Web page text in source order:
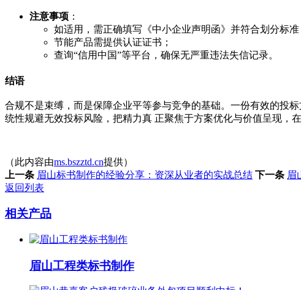
注意事项 ：
如适用，需正确填写《中小企业声明函》并符合划分标准
节能产品需提供认证证书；
查询“信用中国”等平台，确保无严重违法失信记录。
结语
合规不是束缚，而是保障企业平等参与竞争的基础。一份有效的投
统性规避无效投标风险，把精力真 正聚焦于方案优化与价值呈现，
（此内容由ms.bszztd.cn提供）
上一条 眉山标书制作的经验分享：资深从业者的实战总结 下一条 眉
返回列表
相关产品
眉山工程类标书制作